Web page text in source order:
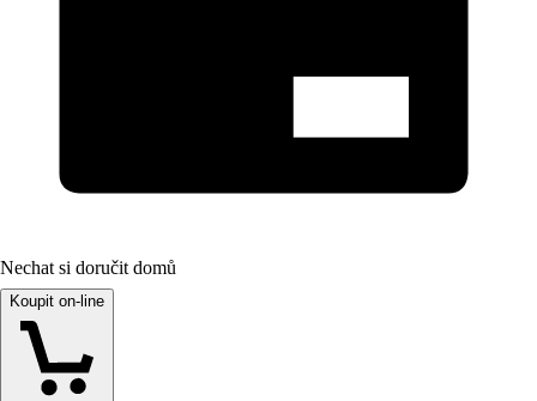
Nechat si doručit domů
Koupit on-line